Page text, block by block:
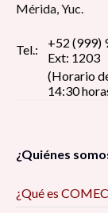
Mérida, Yuc.
Tel.:
+52 (999)
Ext: 1203
(Horario
14:30
¿Quiénes
¿Qué es